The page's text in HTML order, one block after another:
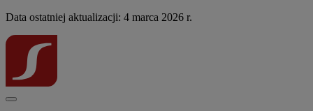
Data ostatniej aktualizacji: 4 marca 2026 r.